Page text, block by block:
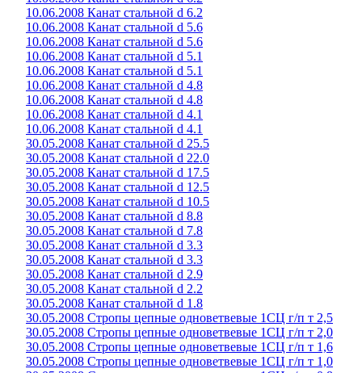
10.06.2008 Канат стальной d 6.2
10.06.2008 Канат стальной d 5.6
10.06.2008 Канат стальной d 5.6
10.06.2008 Канат стальной d 5.1
10.06.2008 Канат стальной d 5.1
10.06.2008 Канат стальной d 4.8
10.06.2008 Канат стальной d 4.8
10.06.2008 Канат стальной d 4.1
10.06.2008 Канат стальной d 4.1
30.05.2008 Канат стальной d 25.5
30.05.2008 Канат стальной d 22.0
30.05.2008 Канат стальной d 17.5
30.05.2008 Канат стальной d 12.5
30.05.2008 Канат стальной d 10.5
30.05.2008 Канат стальной d 8.8
30.05.2008 Канат стальной d 7.8
30.05.2008 Канат стальной d 3.3
30.05.2008 Канат стальной d 3.3
30.05.2008 Канат стальной d 2.9
30.05.2008 Канат стальной d 2.2
30.05.2008 Канат стальной d 1.8
30.05.2008 Стропы цепные одноветвевые 1СЦ г/п т 2,5
30.05.2008 Стропы цепные одноветвевые 1СЦ г/п т 2,0
30.05.2008 Стропы цепные одноветвевые 1СЦ г/п т 1,6
30.05.2008 Стропы цепные одноветвевые 1СЦ г/п т 1,0